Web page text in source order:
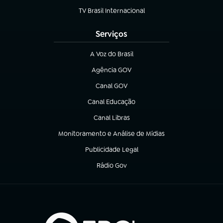
TV Brasil Internacional
(abre em nova aba)
Serviços
A Voz do Brasil
(abre em nova aba)
Agência GOV
(abre em nova aba)
Canal GOV
(abre em nova aba)
Canal Educação
(abre em nova aba)
Canal Libras
(abre em nova aba)
Monitoramento e Análise de Mídias
(abre em nova aba)
Publicidade Legal
(abre em nova aba)
Rádio Gov
(abre em nova aba)